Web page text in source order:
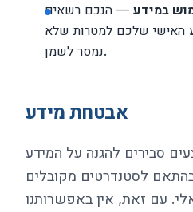
במידע — הנכם רשאים
האישי שלכם למטרות שלא
נמסר לשמן.
אבטחת מידע
סבירים להגנה על המידע
לסטנדרטים מקובלים
עם זאת, אין באפשרותנו